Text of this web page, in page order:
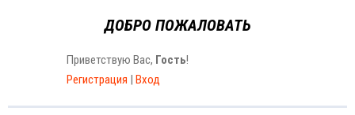
ДОБРО ПОЖАЛОВАТЬ
Приветствую Вас, Гость!
Регистрация | Вход